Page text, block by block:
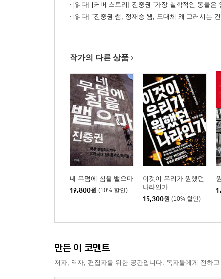
비평｜화가들의 저울
그림 속에 숨은 고대의 조각들｜남자를 사랑하는
소실점｜대칭과 균형｜바로크
11. 혁명의 예술, 예술의 혁명
저물어가는 로코코｜다비드의 신고전주의｜혁
낭만적 성기 바로크｜회화적 현대성
12. 인간, 신을 닮기를 거부하다
[읽다] [커버 스토리] 진중권 “가장 철학적인 동물은
[읽다] “진중권 쌤, 정재승 쌤, 도대체 왜 그러시는 건가요” 두 남자의 매력
작가의 다른 상품
네 무덤에 침을 뱉으마
19,800원 (10% 할인)
이것이 우리가 원했던
나라인가
15,300원 (10% 할인)
만든 이 코멘트
저자, 역자, 편집자를 위한 공간입니다. 독자들에게 전하